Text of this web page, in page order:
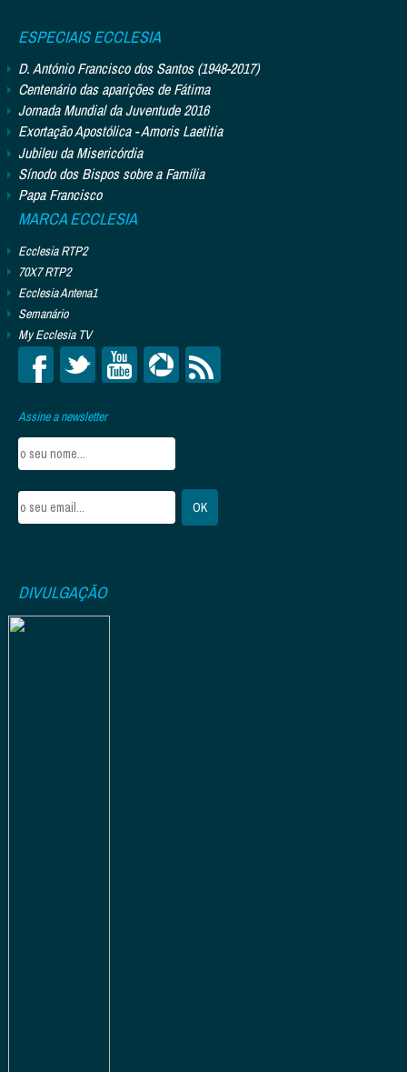
ESPECIAIS ECCLESIA
D. António Francisco dos Santos (1948-2017)
Centenário das aparições de Fátima
Jornada Mundial da Juventude 2016
Exortação Apostólica - Amoris Laetitia
Jubileu da Misericórdia
Sínodo dos Bispos sobre a Família
Papa Francisco
MARCA ECCLESIA
Ecclesia RTP2
70X7 RTP2
Ecclesia Antena1
Semanário
My Ecclesia TV
Assine a newsletter
DIVULGAÇÃO